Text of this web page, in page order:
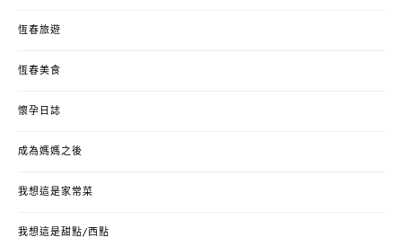
恆春旅遊
恆春美食
懷孕日誌
成為媽媽之後
我想這是家常菜
我想這是甜點/西點